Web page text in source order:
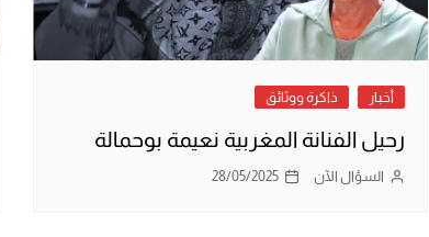
أخبار ذاكرة ووثائق
رحيل الفنانة المغربية نعيمة بوحمالة
السؤال الآن 28/05/2025